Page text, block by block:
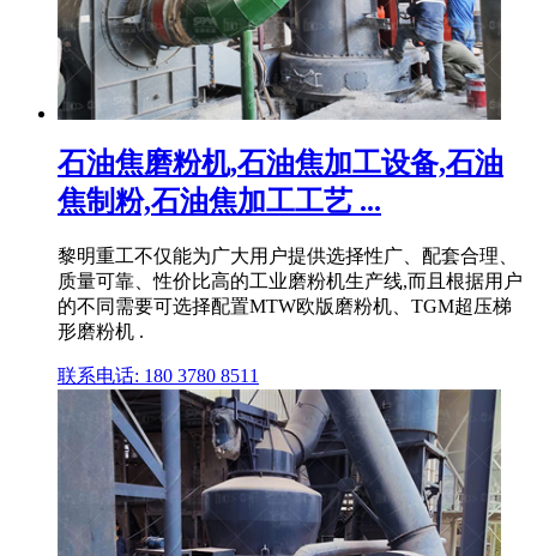
石油焦磨粉机,石油焦加工设备,石油
焦制粉,石油焦加工工艺 ...
黎明重工不仅能为广大用户提供选择性广、配套合理、
质量可靠、性价比高的工业磨粉机生产线,而且根据用户
的不同需要可选择配置MTW欧版磨粉机、TGM超压梯
形磨粉机 .
联系电话: 180 3780 8511